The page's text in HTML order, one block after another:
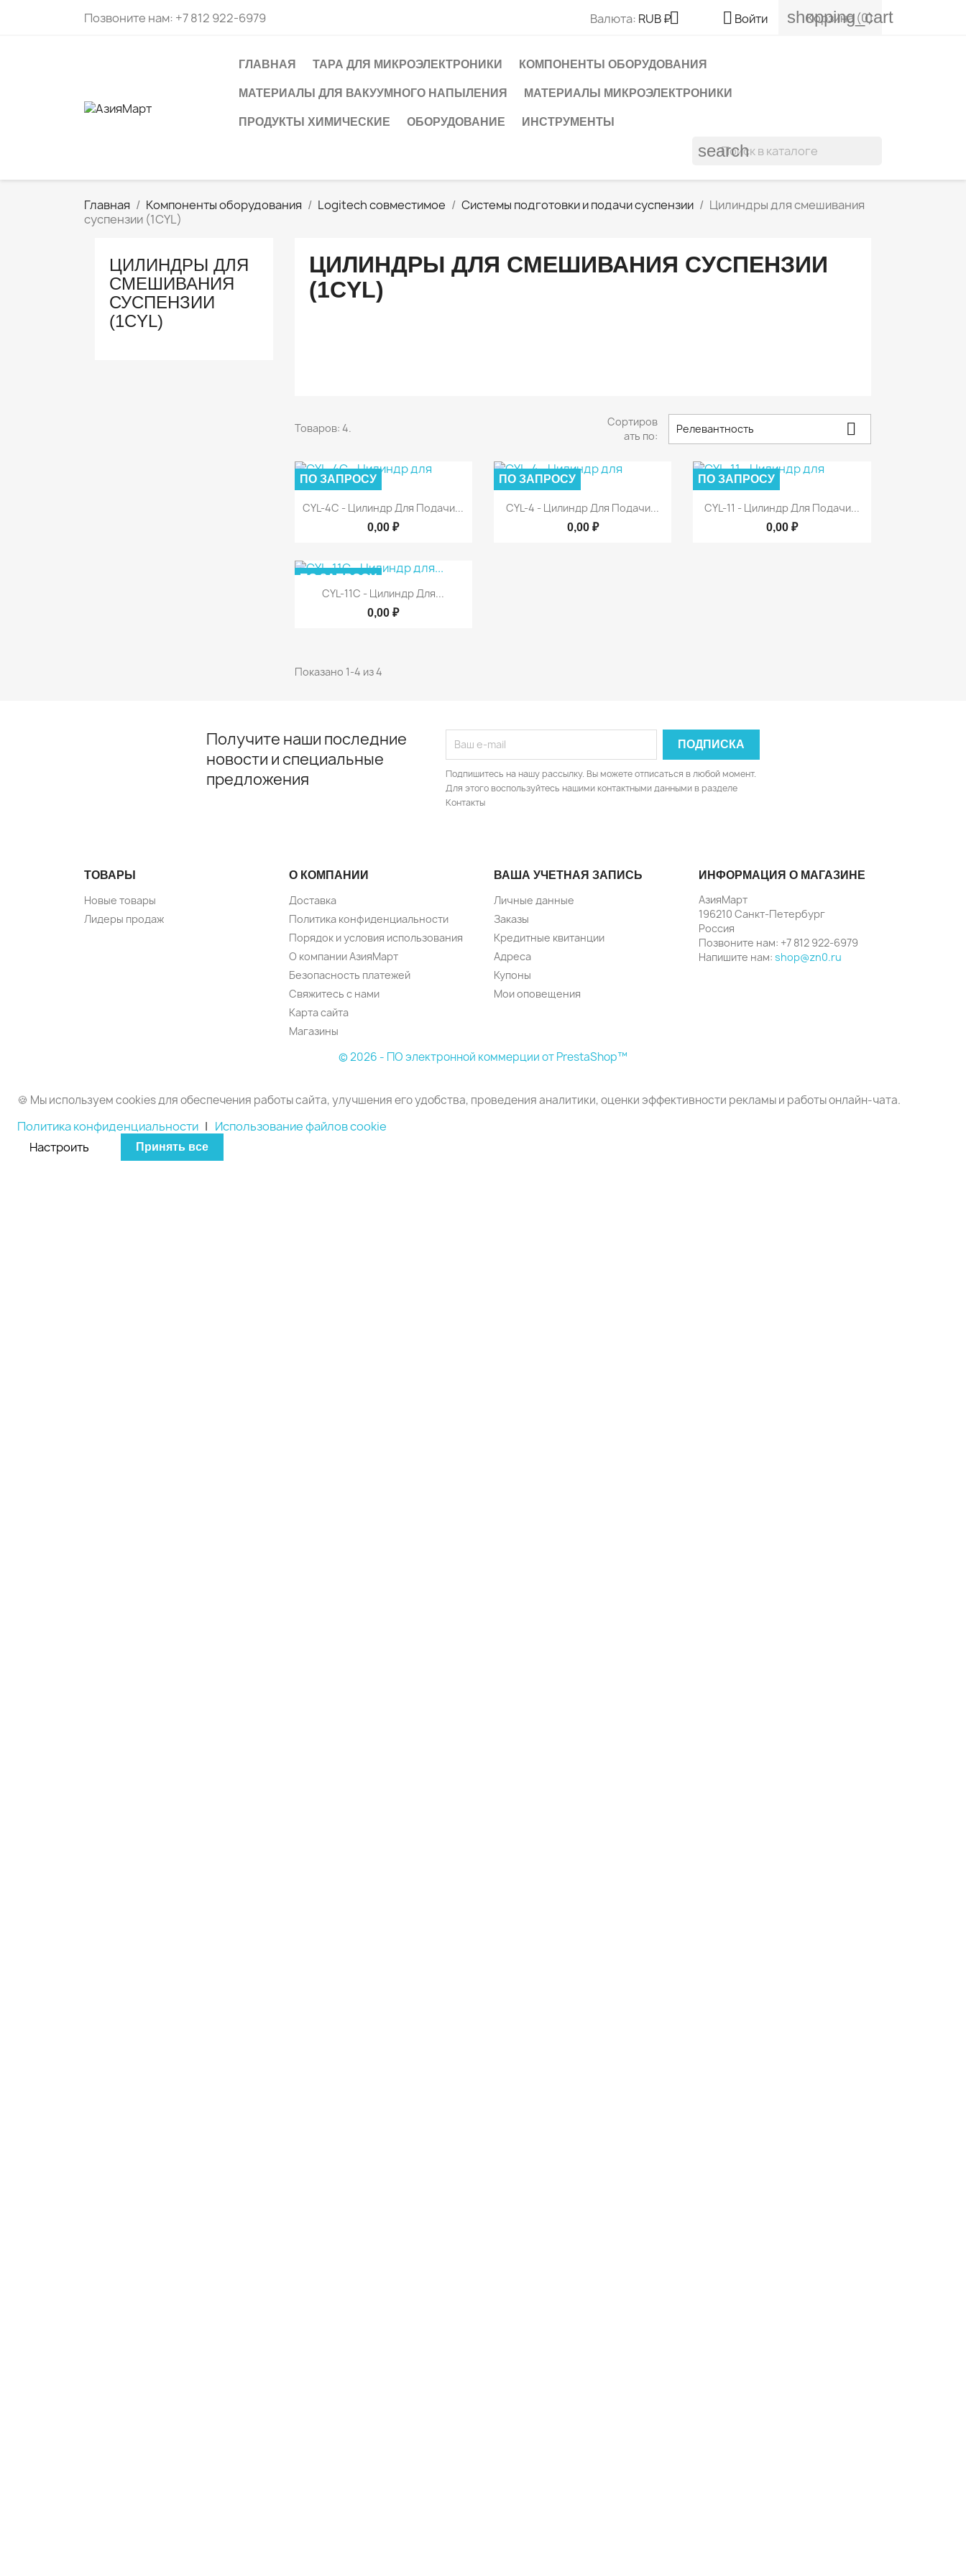
Позвоните нам: +7 812 922-6979 Валюта: RUB ₽  Войти shopping_cart
Корзина (0)
ГЛАВНАЯ ТАРА ДЛЯ МИКРОЭЛЕКТРОНИКИ КОМПОНЕНТЫ ОБОРУДОВАНИЯ
МАТЕРИАЛЫ ДЛЯ ВАКУУМНОГО НАПЫЛЕНИЯ МАТЕРИАЛЫ МИКРОЭЛЕКТРОНИКИ
ПРОДУКТЫ ХИМИЧЕСКИЕ ОБОРУДОВАНИЕ ИНСТРУМЕНТЫ
search
Главная Компоненты оборудования Logitech совместимое Системы подготовки и подачи суспензии
Цилиндры для смешивания
суспензии (1CYL)
ЦИЛИНДРЫ ДЛЯ
СМЕШИВАНИЯ
СУСПЕНЗИИ
(1CYL)
ЦИЛИНДРЫ ДЛЯ СМЕШИВАНИЯ СУСПЕНЗИИ
(1CYL)
Товаров: 4.
Сортиров
ать по:
Релевантность 
 Быстрый просмотр
CYL-4С - Цилиндр Для Подачи...
0,00 ₽
ПО ЗАПРОСУ
 Быстрый просмотр
CYL-4 - Цилиндр Для Подачи...
0,00 ₽
ПО ЗАПРОСУ
 Быстрый просмотр
CYL-11 - Цилиндр Для Подачи...
0,00 ₽
ПО ЗАПРОСУ
 Быстрый просмотр
CYL-11С - Цилиндр Для...
0,00 ₽
ПО ЗАПРОСУ
Показано 1-4 из 4
Получите наши последние
новости и специальные
предложения
Подпишитесь на нашу рассылку. Вы можете отписаться в любой момент.
Для этого воспользуйтесь нашими контактными данными в разделе
Контакты
ТОВАРЫ
Новые товары
Лидеры продаж
О КОМПАНИИ
Доставка
Политика конфиденциальности
Порядок и условия использования
О компании АзияМарт
Безопасность платежей
Свяжитесь с нами
Карта сайта
Магазины
ВАША УЧЕТНАЯ ЗАПИСЬ
Личные данные
Заказы
Кредитные квитанции
Адреса
Купоны
Мои оповещения
ИНФОРМАЦИЯ О МАГАЗИНЕ
АзияМарт
196210 Санкт-Петербург
Россия
Позвоните нам: +7 812 922-6979
Напишите нам: shop@zn0.ru
© 2026 - ПО электронной коммерции от PrestaShop™
🍪 Мы используем cookies для обеспечения работы сайта, улучшения его удобства, проведения аналитики, оценки эффективности рекламы и работы онлайн-чата.
Политика конфиденциальности | Использование файлов cookie
Настроить
Принять все